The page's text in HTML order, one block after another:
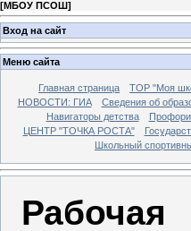
[МБОУ ПСОШ]
Вход на сайт
Меню сайта
Главная страница ТОР "Моя
НОВОСТИ: ГИА
Сведения об
Навигаторы детства
ЦЕНТР "ТОЧКА РОСТА"
Школьный
Рабочая